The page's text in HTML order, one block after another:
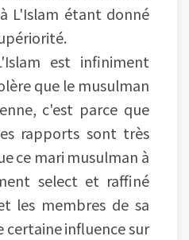
L'Islam étant donné
est infiniment
que le musulman
c'est parce que
rapports sont très
ce mari musulman à
select et raffiné
les membres de sa
certaine influence sur